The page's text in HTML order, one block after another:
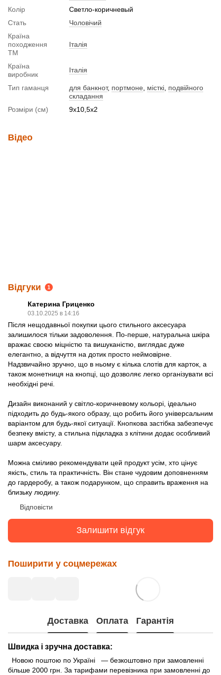
Колір
Светло-коричневый
Стать
Чоловічий
Країна
походження
ТМ
Італія
Країна
виробник
Італія
Тип гаманця для банкнот, портмоне місткі подвійного
складання
Розміри (см)
9х10,5х2
Відео
Відгуки 1
Катерина Гриценко
03.10.2025 в 14:16
Після нещодавньої покупки цього стильного аксесуара
залишилося тільки задоволення. По-перше, натуральна шкіра
вражає своєю міцністю та вишуканістю, виглядає дуже
елегантно, а відчуття на дотик просто неймовірне.
Надзвичайно зручно, що в ньому є кілька слотів для карток, а
також монетниця на кнопці, що дозволяє легко організувати всі
необхідні речі.
Дизайн виконаний у світло-коричневому кольорі, ідеально
підходить до будь-якого образу, що робить його універсальним
варіантом для будь-якої ситуації. Кнопкова застібка забезпечує
безпеку вмісту, а стильна підкладка з клітини додає особливий
шарм аксесуару.
Можна сміливо рекомендувати цей продукт усім, хто цінує
якість, стиль та практичність. Він стане чудовим доповненням
до гардеробу, а також подарунком, що справить враження на
близьку людину.
Відповісти
Залишити відгук
Поширити у соцмережах
Доставка Оплата Гарантія
Швидка і зручна доставка:
Новою поштою по Україні — безкоштовно при замовленні
більше 2000 грн. За тарифами перевізника при замовленні до